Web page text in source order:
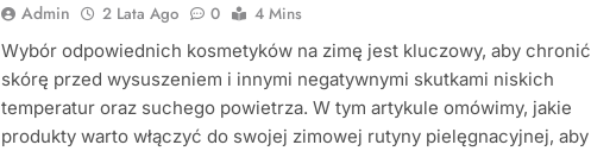
Admin 2 Lata Ago 0
4 Mins
Wybór odpowiednich kosmetyków na zimę jest kluczowy, aby chronić
skórę przed wysuszeniem i innymi negatywnymi skutkami niskich
temperatur oraz suchego powietrza. W tym artykule omówimy, jakie
produkty warto włączyć do swojej zimowej rutyny pielęgnacyjnej, aby